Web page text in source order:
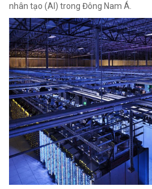
nhân tạo (AI) trong Đông Nam Á.